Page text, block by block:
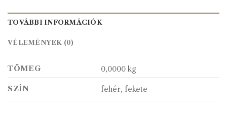
TOVÁBBI INFORMÁCIÓK
VÉLEMÉNYEK (0)
TÖMEG 0,0000 kg
SZÍN fehér, fekete